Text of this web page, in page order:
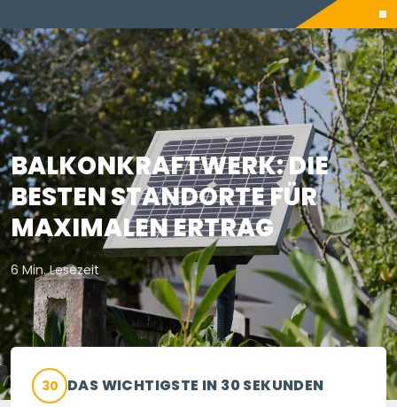
BALKONKRAFTWERK: DIE
BESTEN STANDORTE FÜR
MAXIMALEN ERTRAG
6 Min. Lesezeit
30 DAS WICHTIGSTE IN 30 SEKUNDEN